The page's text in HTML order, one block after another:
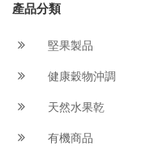
產品分類
堅果製品
健康穀物沖調
天然水果乾
有機商品